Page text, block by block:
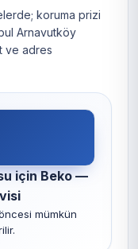
koruma prizi
Arnavutköy
ve adres
için Beko —
mümkün